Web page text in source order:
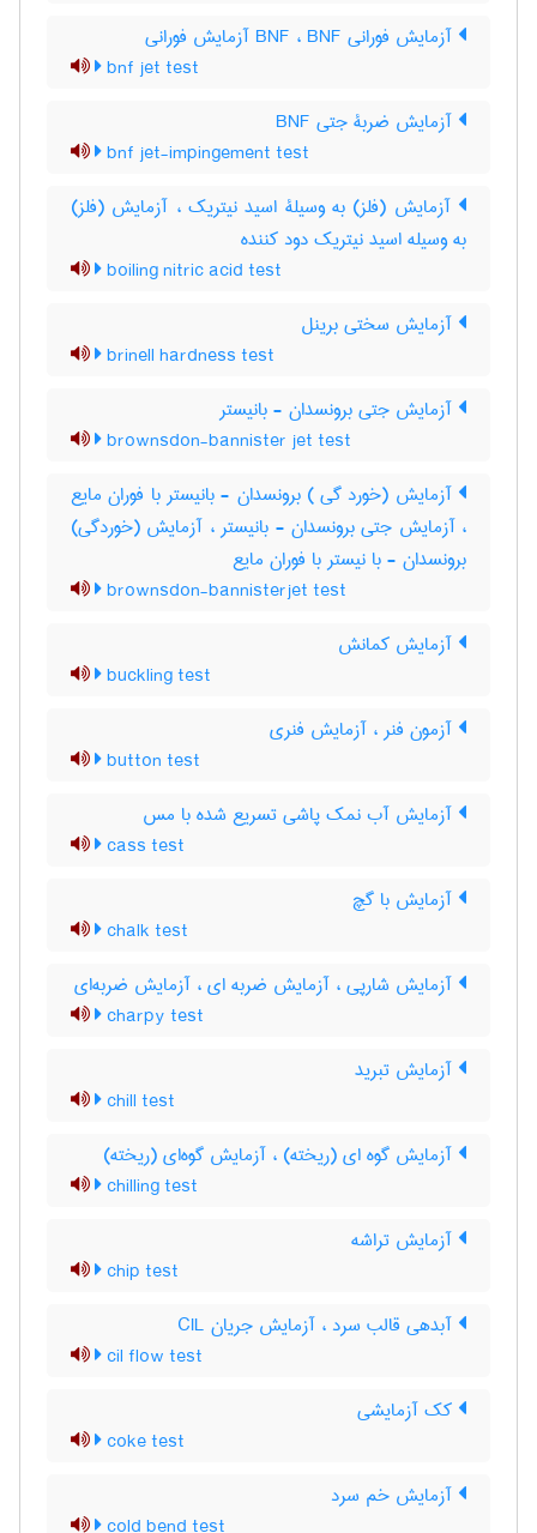
آزمایش فورانی BNF ، BNF آزمایش فورانی
bnf jet test
آزمایش ضربۀ جتی BNF
bnf jet-impingement test
آزمایش (فلز) به وسیلۀ اسید نیتریک ، آزمایش (فلز)
به وسیله اسید نیتریک دود کننده
boiling nitric acid test
آزمایش سختی برینل
brinell hardness test
آزمایش جتی برونسدان - بانیستر
brownsdon-bannister jet test
آزمایش (خورد گی ) برونسدان - بانیستر با فوران مایع
، آزمایش جتی برونسدان - بانیستر ، آزمایش (خوردگی)
برونسدان - با نیستر با فوران مایع
brownsdon-bannisterjet test
آزمایش کمانش
buckling test
آزمون فنر ، آزمایش فنری
button test
آزمایش آب نمک پاشی تسریع شده با مس
cass test
آزمایش با گچ
chalk test
آزمایش شارپی ، آزمایش ضربه ای ، آزمایش ضربه‌ای
charpy test
آزمایش تبرید
chill test
آزمایش گوه ای (ریخته) ، آزمایش گوه‌ای (ریخته)
chilling test
آزمایش تراشه
chip test
آبدهی قالب سرد ، آزمایش جریان CIL
cil flow test
کک آزمایشی
coke test
آزمایش خم سرد